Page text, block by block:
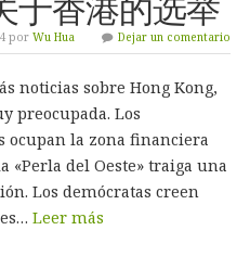
于香港的选举
por Wu Hua Dejar un comentario
noticias sobre Hong Kong,
preocupada. Los
ocupan la zona financiera
«Perla del Oeste» traiga una
Los demócratas creen
Leer más